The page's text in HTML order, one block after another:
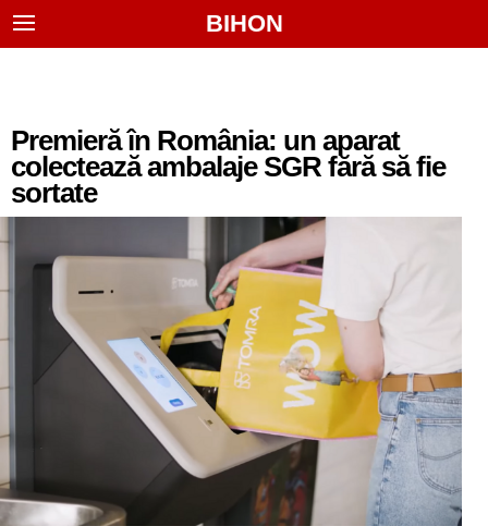
BIHON
Premieră în România: un aparat
colectează ambalaje SGR fără să fie
sortate